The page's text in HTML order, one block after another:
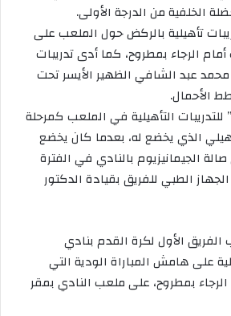
الخلفية من الدرجة الأولى.
تأهيلية بالركض حول الملعب على
الرجاء بمطروح، كما أدى تدريبات
عبد الشافي الظهير الأيسر تحت
الأحمال.
التأهيلية في الملعب كمرحلة
الذي يخضع له، بعدما كان يخضع
الجيمانيزيوم بالنادي في الفترة
الطبي للفريق بقيادة الدكتور
الأول لكرة القدم بنادي
على هامش المباراة الودية التي
بمطروح، على ملعب النادي بمقر